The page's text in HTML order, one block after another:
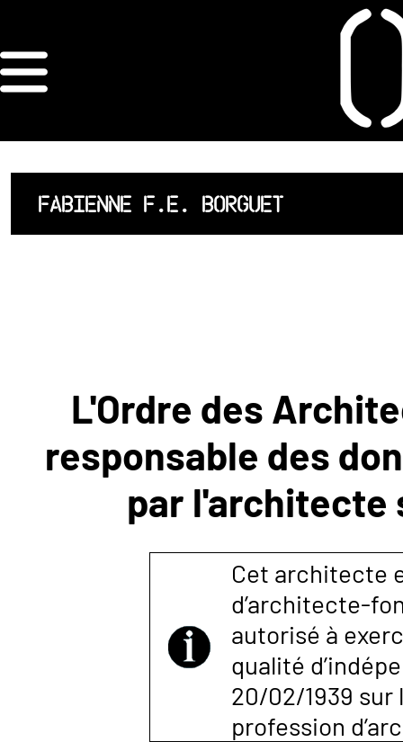
ORDRE DES
ARCHITECTES
ACCUEIL
LISTE DES
NOUS
CONTACTER
FABIENNE F.E. BORGUET
L'Ordre des
responsable des
par l'architecte
Cet architecte
d’architecte-
autorisé à
qualité
20/02/1939
profession